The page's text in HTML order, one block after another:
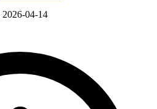
2026-04-14